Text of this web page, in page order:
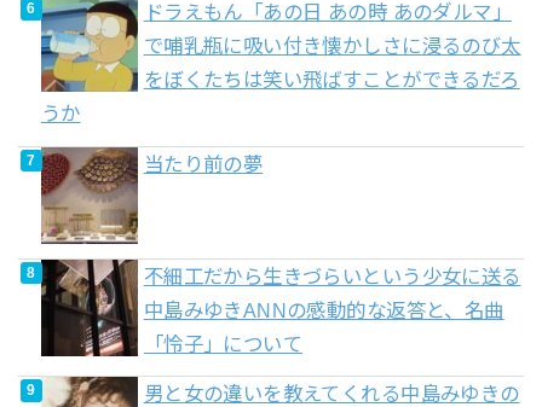
ドラえもん「あの日 あの時 あのダルマ」
で哺乳瓶に吸い付き懐かしさに浸るのび太
をぼくたちは笑い飛ばすことができるだろ
うか
当たり前の夢
不細工だから生きづらいという少女に送る
中島みゆきANNの感動的な返答と、名曲
「怜子」について
男と女の違いを教えてくれる中島みゆきの